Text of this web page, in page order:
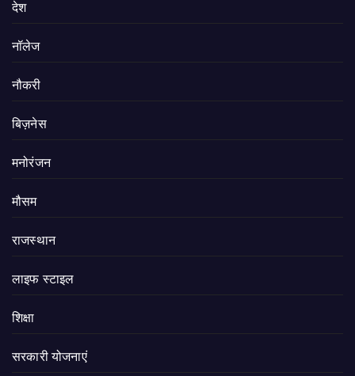
देश
नॉलेज
नौकरी
बिज़नेस
मनोरंजन
मौसम
राजस्थान
लाइफ स्टाइल
शिक्षा
सरकारी योजनाएं